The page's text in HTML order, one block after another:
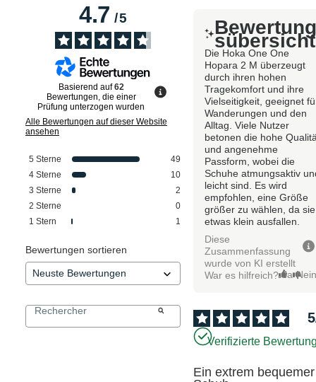
4.7/5
Basierend auf62
Bewertungen, die einer
Prüfung unterzogen wurden
Alle Bewertungen auf dieser Website
ansehen
5 Sterne
49
4 Sterne
10
3 Sterne
2
2 Sterne
0
1 Stern 1
Bewertungen sortieren
sübersicht
Die Hoka One One
Hopara 2 M überzeugt
durch ihren hohen
Tragekomfort und ihre
Vielseitigkeit, geeignet
Wanderungen und den
Alltag. Viele Nutzer
betonen die hohe
und angenehme
Passform, wobei die
Schuhe atmungsaktiv
leicht sind. Es wird
empfohlen, eine Größe
größer zu wählen, da sie
etwas klein ausfallen.
Diese
Zusammenfassung
wurde von KI erstellt
War es hilfreich? Ja
5
Verifizierte
Ein extrem bequemer